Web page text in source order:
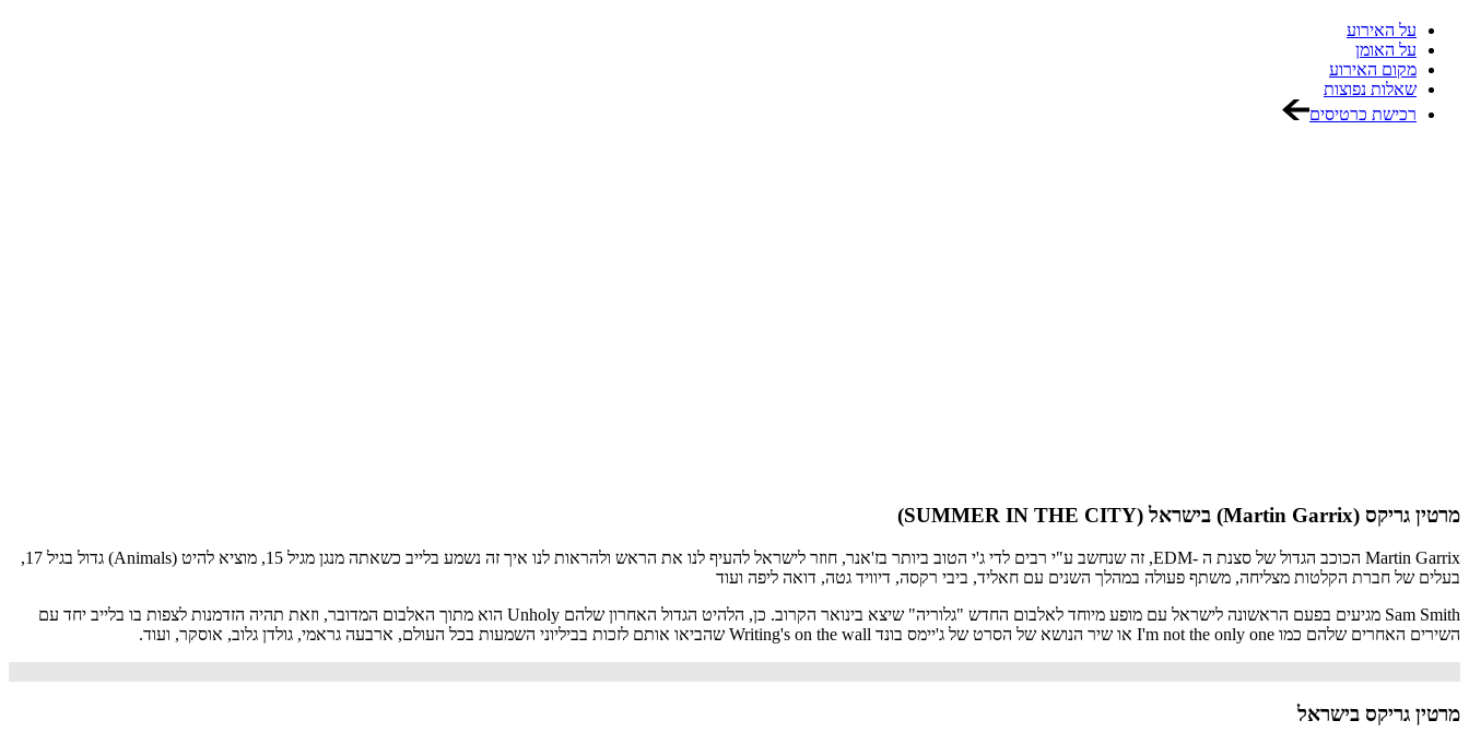
על האירוע
על האומן
מקום האירוע
שאלות נפוצות
רכישת כרטיסים
מרטין גריקס (Martin Garrix) בישראל (SUMMER IN THE CITY)
Martin Garrix הכוכב הגדול של סצנת ה -EDM, זה שנחשב ע"י רבים לדי ג'י הטוב ביותר בז'אנר, חוזר לישראל להעיף לנו את הראש ולהראות לנו איך זה נשמע בלייב כשאתה מנגן מגיל 15, מוציא להיט (Animals) גדול בגיל 17,
בעלים של חברת הקלטות מצליחה, משתף פעולה במהלך השנים עם חאליד, ביבי רקסה, דיוויד גטה, דואה ליפה ועוד
Sam Smith מגיעים בפעם הראשונה לישראל עם מופע מיוחד לאלבום החדש "גלוריה" שיצא בינואר הקרוב. כן, הלהיט הגדול האחרון שלהם Unholy הוא מתוך האלבום המדובר, וזאת תהיה הזדמנות לצפות בו בלייב יחד עם
השירים האחרים שלהם כמו I'm not the only one או שיר הנושא של הסרט של ג'יימס בונד Writing's on the wall שהביאו אותם לזכות בביליוני השמעות בכל העולם, ארבעה גראמי, גולדן גלוב, אוסקר, ועוד.
מרטין גריקס בישראל